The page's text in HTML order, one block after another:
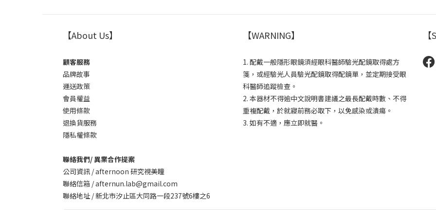
【About Us】
顧客服務
品牌故事
運送政策
會員權益
使用條款
退換貨服務
隱私權條款
聯絡我們/ 異業合作提案
公司資訊 / afternoon 研究視美瞳
聯絡信箱 / afternun.lab@gmail.com
聯絡地址 / 新北市汐止區大同路一段237號6樓之6
【WARNING】
1. 配戴一般隱形眼鏡須經眼科醫師驗光配鏡取得處方
箋，或經驗光人員驗光配鏡取得配鏡單，並定期接受眼
科醫師追蹤檢查。
2. 本器材不得逾中文說明書建議之最長配戴時數、不得
重複配戴，於就寢前務必取下，以免感染或潰瘍。
3. 如有不適，應立即就醫。